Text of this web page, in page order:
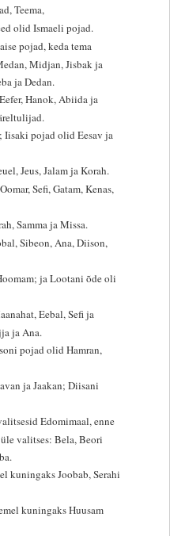
Teema,
olid Ismaeli pojad.
pojad, keda tema
Midjan, Jisbak ja
ja Dedan.
Hanok, Abiida ja
Iisaki pojad olid Eesav ja
Jeus, Jalam ja Korah.
Sefi, Gatam, Kenas,
Samma ja Missa.
Sibeon, Ana, Diison,
ja Lootani õde oli
Eebal, Sefi ja
ja Ana.
pojad olid Hamran,
ja Jaakan; Diisani
Edomimaal, enne
valitses: Bela, Beori
kuningaks Joobab, Serahi
kuningaks Huusam